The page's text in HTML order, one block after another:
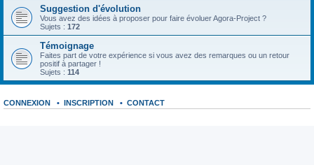
Suggestion d'évolution
Vous avez des idées à proposer pour faire évoluer Agora-Project ?
Sujets : 172
Témoignage
Faites part de votre expérience si vous avez des remarques ou un retour
positif à partager !
Sujets : 114
CONNEXION • INSCRIPTION • CONTACT